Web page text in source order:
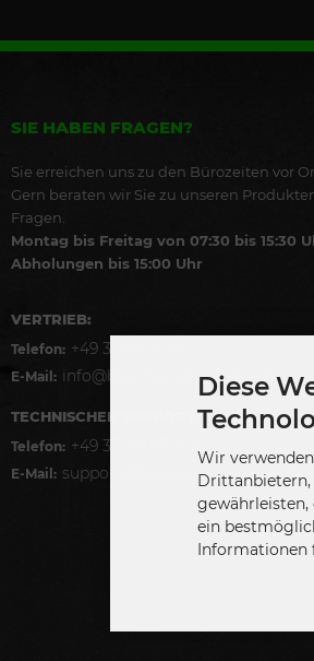
SIE HABEN FRAGEN?
Sie erreichen uns zu den Bürozeiten vor
Gern beraten wir Sie zu unseren
Fragen.
Montag bis Freitag von 07:30 bis 15:30
Abholungen bis 15:00 Uhr
VERTRIEB:
Telefon: +49 37364 8295
E-Mail: info@blackboxxfireworks.de
TECHNISCHER SUPPORT:
Telefon: +49 37369 870530
E-Mail: support@blackboxxfireworks.de
Diese
Wir
Drittanbietern,
gewährleisten,
ein
Informationen